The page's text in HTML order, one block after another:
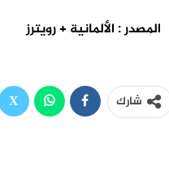
المصدر : الألمانية + رويترز
شارك